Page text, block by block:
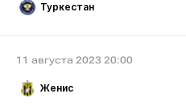
Туркестан
11 августа 2023 20:00
Женис